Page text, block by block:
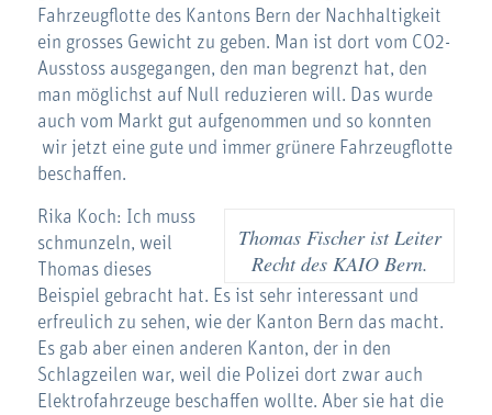
Fahrzeugflotte des Kantons Bern der Nachhaltigkeit
ein grosses Gewicht zu geben. Man ist dort vom CO2-
Ausstoss ausgegangen, den man begrenzt hat, den
man möglichst auf Null reduzieren will. Das wurde
auch vom Markt gut aufgenommen und so konnten
wir jetzt eine gute und immer grünere Fahrzeugflotte
beschaffen.
Thomas Fischer ist Leiter
Recht des KAIO Bern.
Rika Koch: Ich muss
schmunzeln, weil
Thomas dieses
Beispiel gebracht hat. Es ist sehr interessant und
erfreulich zu sehen, wie der Kanton Bern das macht.
Es gab aber einen anderen Kanton, der in den
Schlagzeilen war, weil die Polizei dort zwar auch
Elektrofahrzeuge beschaffen wollte. Aber sie hat die